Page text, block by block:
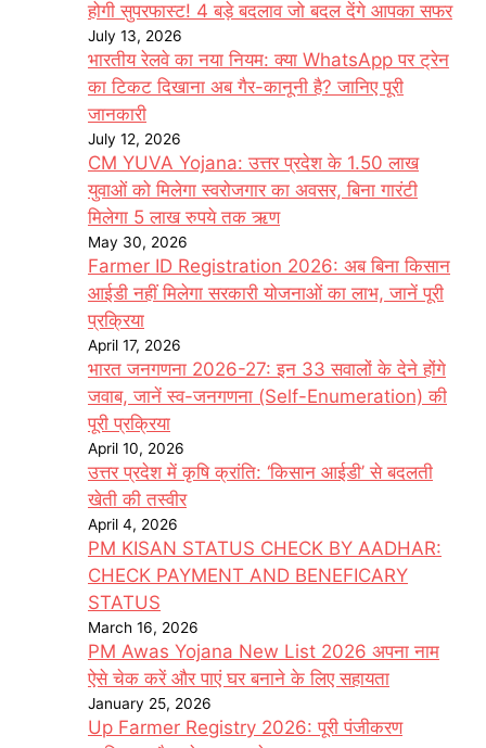
होगी सुपरफास्ट! 4 बड़े बदलाव जो बदल देंगे आपका सफर
July 13, 2026
भारतीय रेलवे का नया नियम: क्या WhatsApp पर ट्रेन
का टिकट दिखाना अब गैर-कानूनी है? जानिए पूरी
जानकारी
July 12, 2026
CM YUVA Yojana: उत्तर प्रदेश के 1.50 लाख
युवाओं को मिलेगा स्वरोजगार का अवसर, बिना गारंटी
मिलेगा 5 लाख रुपये तक ऋण
May 30, 2026
Farmer ID Registration 2026: अब बिना किसान
आईडी नहीं मिलेगा सरकारी योजनाओं का लाभ, जानें पूरी
प्रक्रिया
April 17, 2026
भारत जनगणना 2026-27: इन 33 सवालों के देने होंगे
जवाब, जानें स्व-जनगणना (Self-Enumeration) की
पूरी प्रक्रिया
April 10, 2026
उत्तर प्रदेश में कृषि क्रांति: ‘किसान आईडी’ से बदलती
खेती की तस्वीर
April 4, 2026
PM KISAN STATUS CHECK BY AADHAR:
CHECK PAYMENT AND BENEFICARY
STATUS
March 16, 2026
PM Awas Yojana New List 2026 अपना नाम
ऐसे चेक करें और पाएं घर बनाने के लिए सहायता
January 25, 2026
Up Farmer Registry 2026: पूरी पंजीकरण